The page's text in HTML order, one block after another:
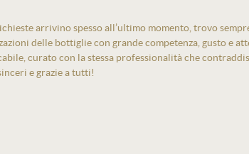
arrivino spesso all’ultimo momento, trovo
delle bottiglie con grande competenza, gusto e
curato con la stessa professionalità che
e grazie a tutti!